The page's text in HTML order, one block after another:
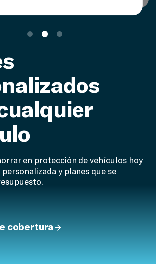
en protección de vehículos hoy
y planes que se
cobertura